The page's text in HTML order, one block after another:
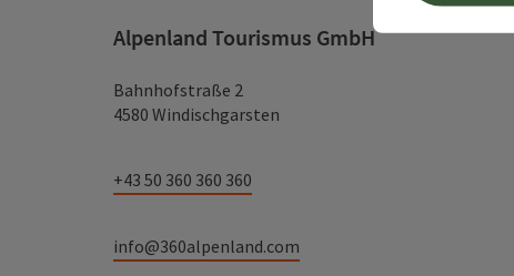
Alpenland Tourismus GmbH
Bahnhofstraße 2
4580 Windischgarsten
+43 50 360 360 360
info@360alpenland.com